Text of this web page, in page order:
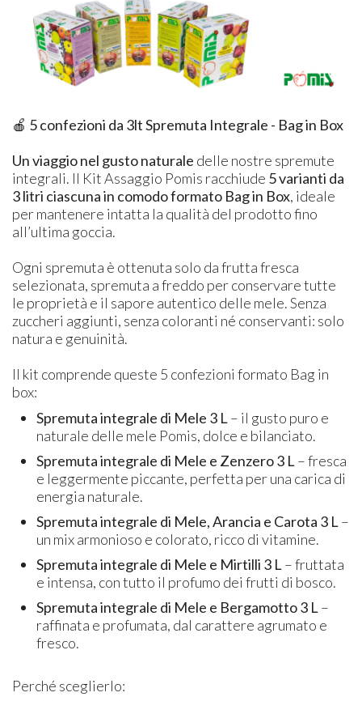
🍎 5 confezioni da 3lt Spremuta Integrale - Bag in Box
Un viaggio nel gusto naturale delle nostre spremute
integrali. Il Kit Assaggio Pomis racchiude 5 varianti da
3 litri ciascuna in comodo formato Bag in Box, ideale
per mantenere intatta la qualità del prodotto fino
all’ultima goccia.
Ogni spremuta è ottenuta solo da frutta fresca
selezionata, spremuta a freddo per conservare tutte
le proprietà e il sapore autentico delle mele. Senza
zuccheri aggiunti, senza coloranti né conservanti: solo
natura e genuinità.
Il kit comprende queste 5 confezioni formato Bag in
box:
Spremuta integrale di Mele 3 L – il gusto puro e
naturale delle mele Pomis, dolce e bilanciato.
Spremuta integrale di Mele e Zenzero 3 L – fresca
e leggermente piccante, perfetta per una carica di
energia naturale.
Spremuta integrale di Mele, Arancia e Carota 3 L –
un mix armonioso e colorato, ricco di vitamine.
Spremuta integrale di Mele e Mirtilli 3 L – fruttata
e intensa, con tutto il profumo dei frutti di bosco.
Spremuta integrale di Mele e Bergamotto 3 L –
raffinata e profumata, dal carattere agrumato e
fresco.
Perché sceglierlo: